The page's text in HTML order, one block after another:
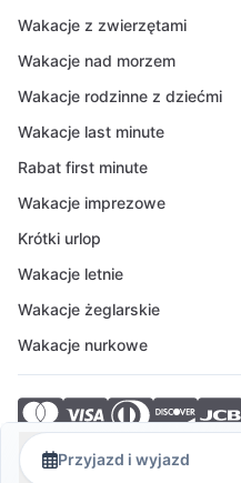
Przyjazd i wyjazd
Wakacje z zwierzętami
Wakacje nad morzem
Wakacje rodzinne z dziećmi
Wakacje last minute
Rabat first minute
Wakacje imprezowe
Krótki urlop
Wakacje letnie
Wakacje żeglarskie
Wakacje nurkowe